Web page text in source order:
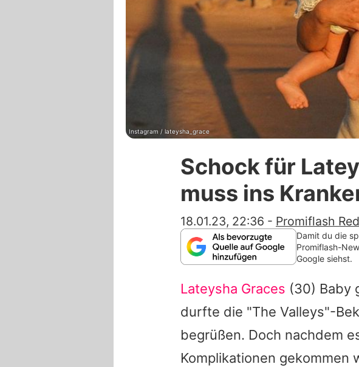
Instagram / lateysha_grace
Schock für
muss ins
18.01.23, 22:36 - Promiflash
Damit du die
Promiflash-
Google siehst.
Lateysha Graces (30) Baby
durfte die "The Valleys"-
begrüßen. Doch nachdem
Komplikationen gekommen